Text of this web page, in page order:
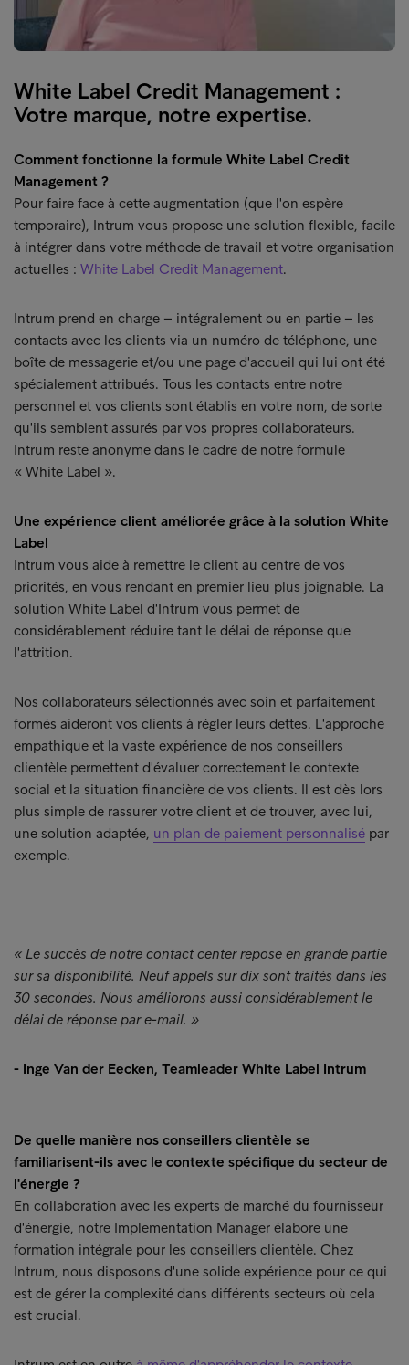
White Label Credit Management :
Votre marque, notre expertise.
Comment fonctionne la formule White Label Credit
Management ?
Pour faire face à cette augmentation (que l'on espère
temporaire), Intrum vous propose une solution flexible, facile
à intégrer dans votre méthode de travail et votre organisation
actuelles : White Label Credit Management.
Intrum prend en charge – intégralement ou en partie – les
contacts avec les clients via un numéro de téléphone, une
boîte de messagerie et/ou une page d'accueil qui lui ont été
spécialement attribués. Tous les contacts entre notre
personnel et vos clients sont établis en votre nom, de sorte
qu'ils semblent assurés par vos propres collaborateurs.
Intrum reste anonyme dans le cadre de notre formule
« White Label ».
Une expérience client améliorée grâce à la solution White
Label
Intrum vous aide à remettre le client au centre de vos
priorités, en vous rendant en premier lieu plus joignable. La
solution White Label d'Intrum vous permet de
considérablement réduire tant le délai de réponse que
l'attrition.
Nos collaborateurs sélectionnés avec soin et parfaitement
formés aideront vos clients à régler leurs dettes. L'approche
empathique et la vaste expérience de nos conseillers
clientèle permettent d'évaluer correctement le contexte
social et la situation financière de vos clients. Il est dès lors
plus simple de rassurer votre client et de trouver, avec lui,
une solution adaptée, un plan de paiement personnalisé par
exemple.
« Le succès de notre contact center repose en grande partie
sur sa disponibilité. Neuf appels sur dix sont traités dans les
30 secondes. Nous améliorons aussi considérablement le
délai de réponse par e-mail. »
- Inge Van der Eecken, Teamleader White Label Intrum
De quelle manière nos conseillers clientèle se
familiarisent-ils avec le contexte spécifique du secteur de
l'énergie ?
En collaboration avec les experts de marché du fournisseur
d'énergie, notre Implementation Manager élabore une
formation intégrale pour les conseillers clientèle. Chez
Intrum, nous disposons d'une solide expérience pour ce qui
est de gérer la complexité dans différents secteurs où cela
est crucial.